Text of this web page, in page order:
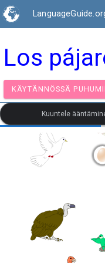
Los
KÄYTÄNNÖSSÄ
Kuuntele